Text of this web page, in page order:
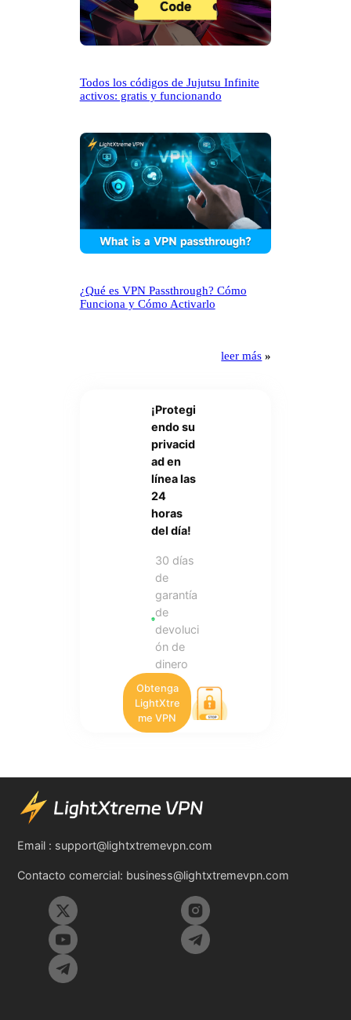
Todos los códigos de Jujutsu Infinite
activos: gratis y funcionando
¿Qué es VPN Passthrough? Cómo
Funciona y Cómo Activarlo
leer más »
¡Protegi
endo su
privacid
ad en
línea las
24
horas
del día!
30 días
de
garantía
de
devoluci
ón de
dinero
Obtenga
LightXtre
me VPN
Email : support@lightxtremevpn.com
Contacto comercial: business@lightxtremevpn.com